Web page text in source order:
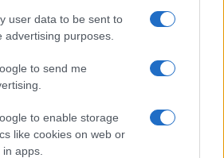
user data to be sent to
advertising purposes.
to send me
to enable storage
like cookies on web or
apps.
anche l’Abi, ha mostrato il
dei chiarimenti forniti
dei crediti rivenienti dai bonus